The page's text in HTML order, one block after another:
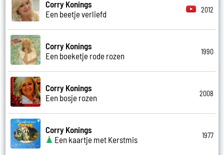
Corry Konings
Een beetje verliefd
2012
Corry Konings
Een boeketje rode rozen
1990
Corry Konings
Een bosje rozen
2008
Corry Konings
Een kaartje met Kerstmis
1977